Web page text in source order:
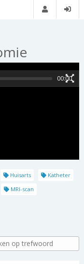
00:00
Huisarts
Katheter
MRI-scan